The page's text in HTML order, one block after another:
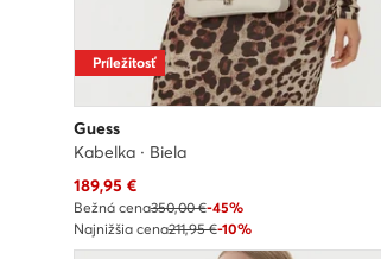
Príležitosť
Guess
Kabelka · Biela
Aktuálna cena
189,95 €
Bežná cena350,00 €-45%
Najnižšia cena211,95 €-10%